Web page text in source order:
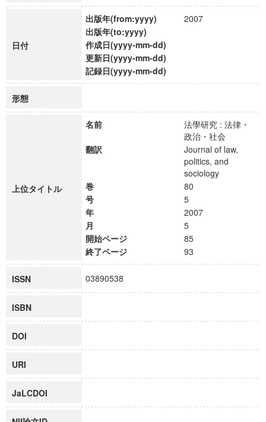
日付
出版年(from:yyyy)
2007
出版年(to:yyyy)
作成日(yyyy-mm-dd)
更新日(yyyy-mm-dd)
記録日(yyyy-mm-dd)
形態
上位タイトル
名前
法學研究 : 法律・
政治・社会
翻訳
Journal of law,
politics, and
sociology
巻
80
号
5
年
2007
月
5
開始ページ
85
終了ページ
93
ISSN 03890538
ISBN
DOI
URI
JaLCDOI